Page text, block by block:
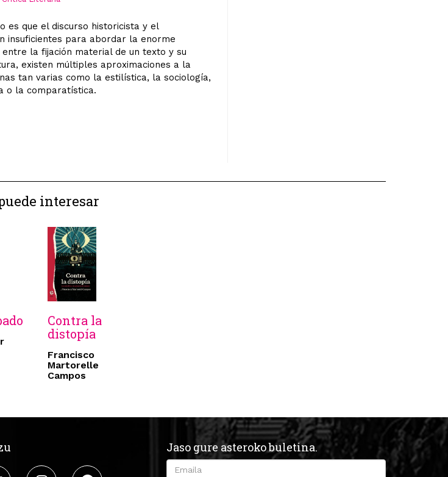
es que el discurso historicista y el
insuficientes para abordar la enorme
la fijación material de un texto y su
existen múltiples aproximaciones a la
tan varias como la estilística, la sociología,
o la comparatística.
interesar
Contra la
distopía
Francisco
Martorelle
Campos
Jaso gure asteroko buletina.